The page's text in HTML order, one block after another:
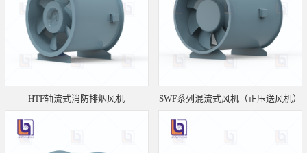
HTF轴流式消防排烟风机 SWF系列混流式风机（正压送风机）